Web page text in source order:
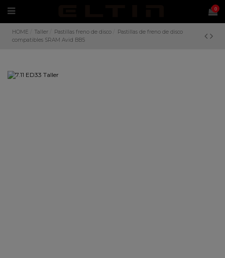
0
HOME Taller Pastillas freno de disco
Pastillas de freno de disco
compatibles SRAM Avid BB5